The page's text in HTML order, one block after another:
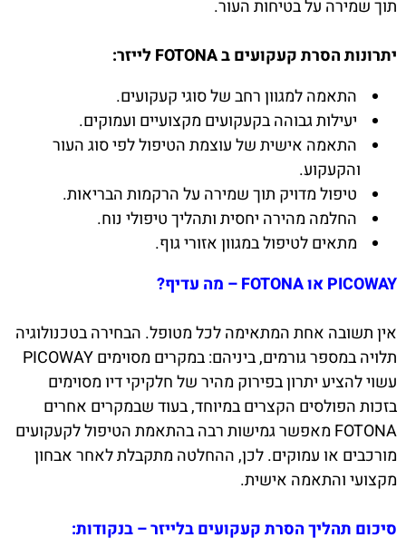
תוך שמירה על בטיחות העור.
יתרונות הסרת קעקועים ב FOTONA לייזר:
התאמה למגוון רחב של סוגי קעקועים.
יעילות גבוהה בקעקועים מקצועיים ועמוקים.
התאמה אישית של עוצמת הטיפול לפי סוג העור
והקעקוע.
טיפול מדויק תוך שמירה על הרקמות הבריאות.
החלמה מהירה יחסית ותהליך טיפולי נוח.
מתאים לטיפול במגוון אזורי גוף.
PICOWAY או FOTONA – מה עדיף?
אין תשובה אחת המתאימה לכל מטופל. הבחירה בטכנולוגיה
תלויה במספר גורמים, ביניהם: במקרים מסוימים PICOWAY
עשוי להציע יתרון בפירוק מהיר של חלקיקי דיו מסוימים
בזכות הפולסים הקצרים במיוחד, בעוד שבמקרים אחרים
FOTONA מאפשר גמישות רבה בהתאמת הטיפול לקעקועים
מורכבים או עמוקים. לכן, ההחלטה מתקבלת לאחר אבחון
מקצועי והתאמה אישית.
סיכום תהליך הסרת קעקועים בלייזר – בנקודות: